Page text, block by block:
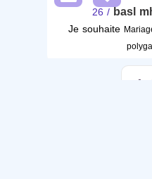
basl
/ 26
Je souhaite